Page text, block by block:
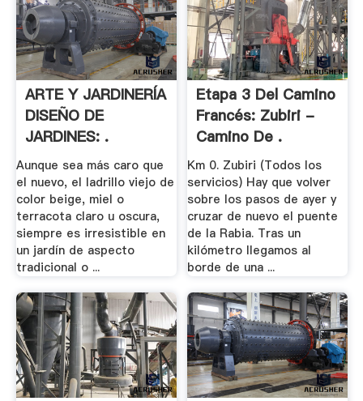
ARTE Y JARDINERÍA
DISEÑO DE
JARDINES: .
Aunque sea más caro que
el nuevo, el ladrillo viejo de
color beige, miel o
terracota claro u oscura,
siempre es irresistible en
un jardín de aspecto
tradicional o ...
Etapa 3 Del Camino
Francés: Zubiri -
Camino De .
Km 0. Zubiri (Todos los
servicios) Hay que volver
sobre los pasos de ayer y
cruzar de nuevo el puente
de la Rabia. Tras un
kilómetro llegamos al
borde de una ...